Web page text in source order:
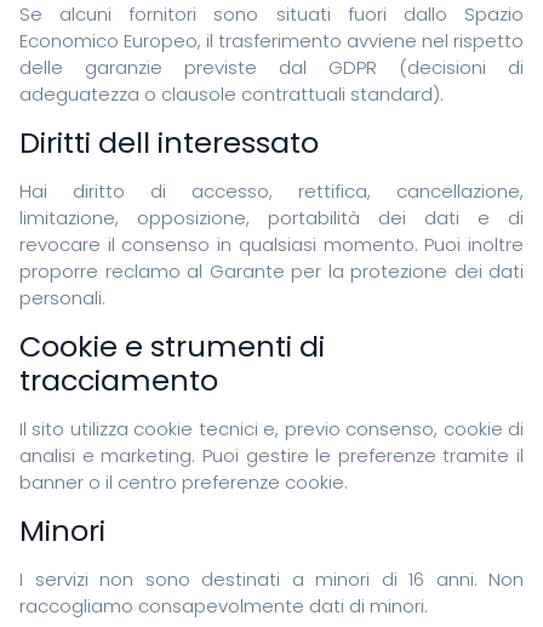
Se alcuni fornitori sono situati fuori dallo Spazio
Economico Europeo, il trasferimento avviene nel rispetto
delle garanzie previste dal GDPR (decisioni di
adeguatezza o clausole contrattuali standard).
Diritti dell interessato
Hai diritto di accesso, rettifica, cancellazione,
limitazione, opposizione, portabilità dei dati e di
revocare il consenso in qualsiasi momento. Puoi inoltre
proporre reclamo al Garante per la protezione dei dati
personali.
Cookie e strumenti di
tracciamento
Il sito utilizza cookie tecnici e, previo consenso, cookie di
analisi e marketing. Puoi gestire le preferenze tramite il
banner o il centro preferenze cookie.
Minori
I servizi non sono destinati a minori di 16 anni. Non
raccogliamo consapevolmente dati di minori.